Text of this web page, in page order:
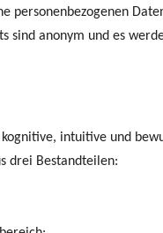
personenbezogenen
sind anonym und es
intuitive und
drei Bestandteilen: